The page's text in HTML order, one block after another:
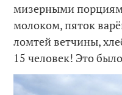
мизерными
молоком, пяток
ломтей ветчины,
15 человек! Это